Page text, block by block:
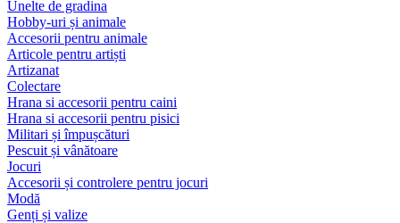
Unelte de gradina
Hobby-uri și animale
Accesorii pentru animale
Articole pentru artiști
Artizanat
Colectare
Hrana si accesorii pentru caini
Hrana si accesorii pentru pisici
Militari și împușcături
Pescuit și vânătoare
Jocuri
Accesorii și controlere pentru jocuri
Modă
Genți și valize